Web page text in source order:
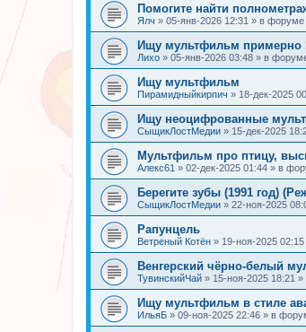
Помогите найти
Ялч » 05-янв-2026 12:31 » в форуме
Ищу мультфильм примерно
Лихо » 05-янв-2026 03:48 » в
Ищу мультфильм
Пирамидныйкирпич » 18-дек-2025
Ищу неоцифрованные
СыщикЛостМедии » 15-дек-2025
Мультфильм про птицу,
Алекс61 » 02-дек-2025 01:44 » в
Берегите зубы (1991 год)
СыщикЛостМедии » 22-ноя-2025
Рапунцель
Ветреный Котён » 19-ноя-2025 02:15
Венгерский чёрно-белый
ТувинскийЧай » 15-ноя-2025 18:21 »
Ищу мультфильм в стиле
ИльяБ » 09-ноя-2025 22:46 » в